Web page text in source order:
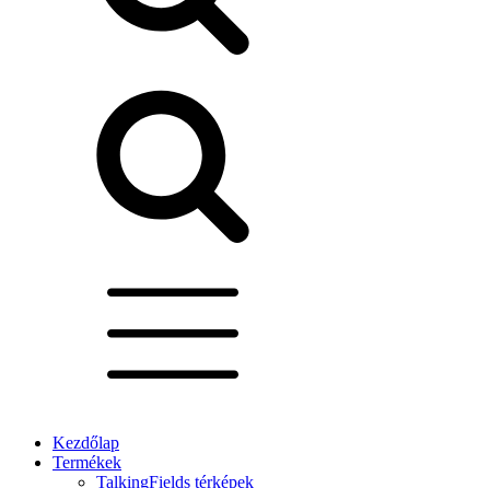
Kezdőlap
Termékek
TalkingFields térképek